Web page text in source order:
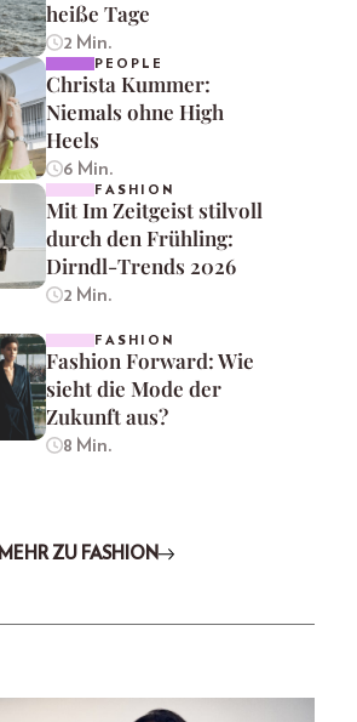
heiße Tage
2 Min.
PEOPLE
Christa Kummer:
Niemals ohne High
Heels
6 Min.
FASHION
Mit Im Zeitgeist stilvoll
durch den Frühling:
Dirndl-Trends 2026
2 Min.
FASHION
Fashion Forward: Wie
sieht die Mode der
Zukunft aus?
8 Min.
MEHR ZU FASHION